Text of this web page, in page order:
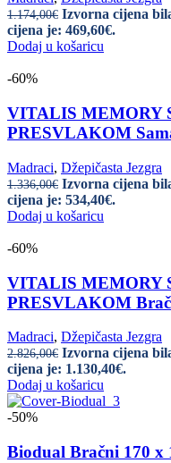
1.174,00€ Izvorna cijena
cijena je: 469,60€.
Dodaj u košaricu
-60%
VITALIS MEMORY
PRESVLAKOM
Madraci, Džepičasta Jezgra
1.336,00€ Izvorna cijena
cijena je: 534,40€.
Dodaj u košaricu
-60%
VITALIS MEMORY
PRESVLAKOM
Madraci, Džepičasta Jezgra
2.826,00€ Izvorna cijena
cijena je: 1.130,40€.
Dodaj u košaricu
-50%
Biodual Bračni 170 x